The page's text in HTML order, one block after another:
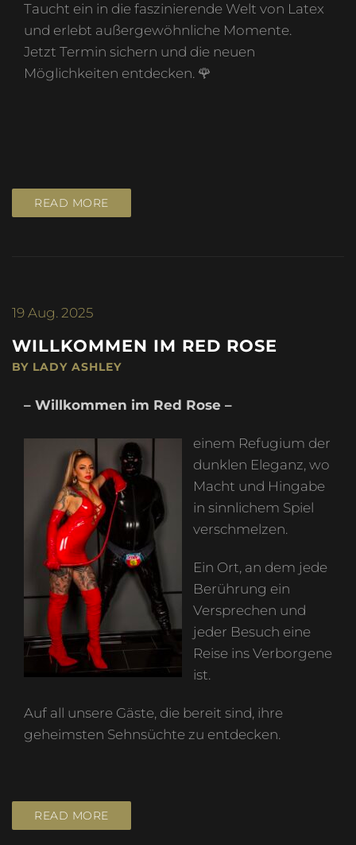
Taucht ein in die faszinierende Welt von Latex
und erlebt außergewöhnliche Momente.
Jetzt Termin sichern und die neuen
Möglichkeiten entdecken. 🌹
READ MORE
19 Aug. 2025
WILLKOMMEN IM RED ROSE
BY LADY ASHLEY
– Willkommen im Red Rose –
einem Refugium der
dunklen Eleganz, wo
Macht und Hingabe
in sinnlichem Spiel
verschmelzen.
Ein Ort, an dem jede
Berührung ein
Versprechen und
jeder Besuch eine
Reise ins Verborgene
ist.
Auf all unsere Gäste, die bereit sind, ihre
geheimsten Sehnsüchte zu entdecken.
READ MORE